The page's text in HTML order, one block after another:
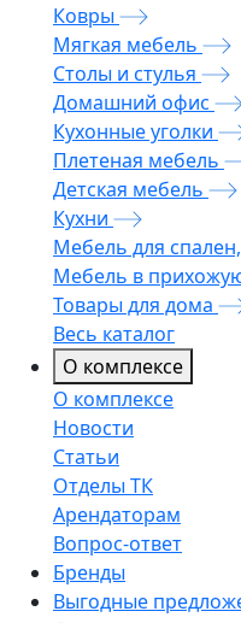
Ковры
Мягкая мебель
Столы и стулья
Домашний офис
Кухонные уголки
Плетеная мебель
Детская мебель
Кухни
Мебель для
Мебель в
Товары для дома
Весь каталог
О комплексе
О комплексе
Новости
Статьи
Отделы ТК
Арендаторам
Вопрос-ответ
Бренды
Выгодные